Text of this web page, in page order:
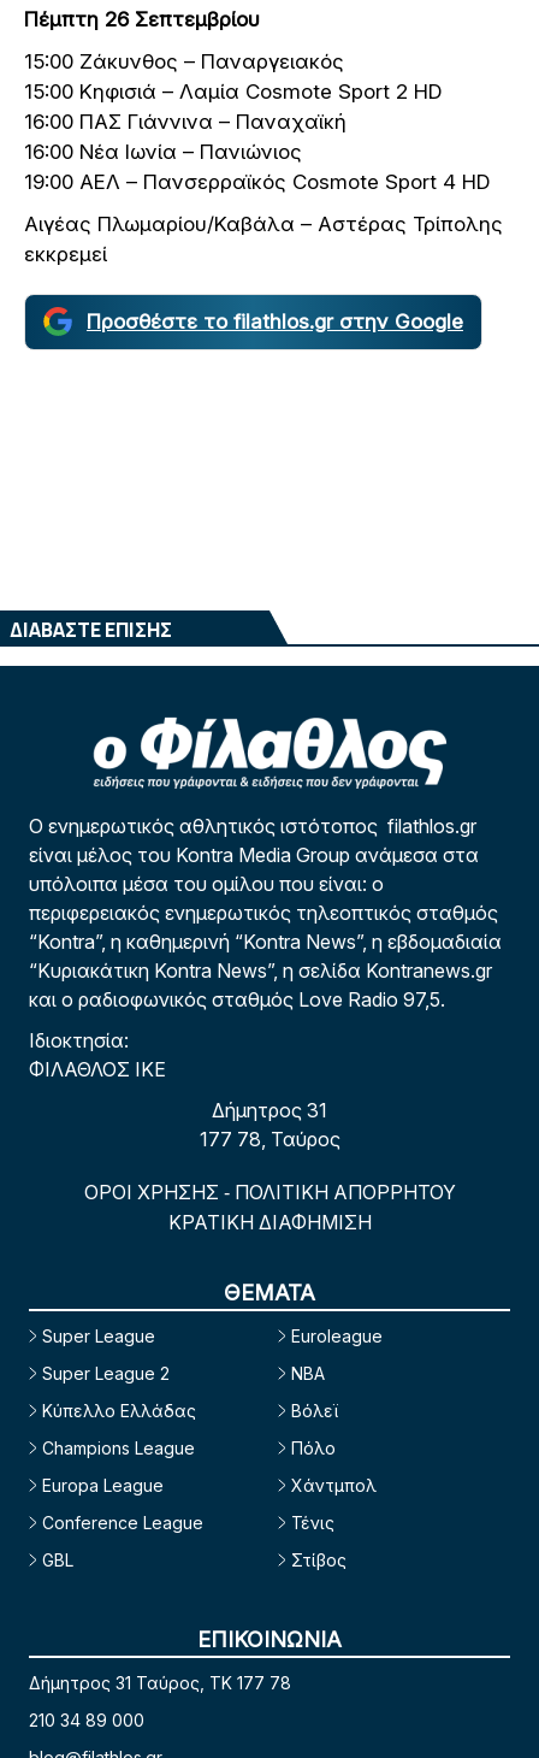
Πέμπτη 26 Σεπτεμβρίου
15:00 Ζάκυνθος – Παναργειακός
15:00 Κηφισιά – Λαμία Cosmote Sport 2 HD
16:00 ΠΑΣ Γιάννινα – Παναχαϊκή
16:00 Νέα Ιωνία – Πανιώνιος
19:00 ΑΕΛ – Πανσερραϊκός Cosmote Sport 4 HD
Αιγέας Πλωμαρίου/Καβάλα – Αστέρας Τρίπολης
εκκρεμεί
Προσθέστε το filathlos.gr στην Google
ΔΙΑΒΑΣΤΕ ΕΠΙΣΗΣ
Ο ενημερωτικός αθλητικός ιστότοπος filathlos.gr
είναι μέλος του Kontra Media Group ανάμεσα στα
υπόλοιπα μέσα του ομίλου που είναι: ο
περιφερειακός ενημερωτικός τηλεοπτικός σταθμός
“Kontra”, η καθημερινή “Kontra News”, η εβδομαδιαία
“Κυριακάτικη Kontra News”, η σελίδα Kontranews.gr
και ο ραδιοφωνικός σταθμός Love Radio 97,5.
Ιδιοκτησία:
ΦΙΛΑΘΛΟΣ ΙΚΕ
Δήμητρος 31
177 78, Ταύρος
ΟΡΟΙ ΧΡΗΣΗΣ - ΠΟΛΙΤΙΚΗ ΑΠΟΡΡΗΤΟΥ
ΚΡΑΤΙΚΗ ΔΙΑΦΗΜΙΣΗ
ΘΕΜΑΤΑ
Super League
Super League 2
Κύπελλο Ελλάδας
Champions League
Europa League
Conference League
GBL
Euroleague
NBA
Βόλεϊ
Πόλο
Χάντμπολ
Τένις
Στίβος
ΕΠΙΚΟΙΝΩΝΙΑ
Δήμητρος 31 Ταύρος, TK 177 78
210 34 89 000